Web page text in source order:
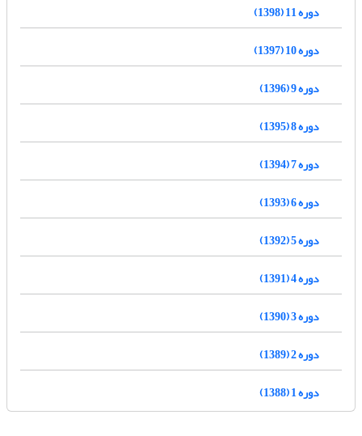
دوره 11 (1398)
دوره 10 (1397)
دوره 9 (1396)
دوره 8 (1395)
دوره 7 (1394)
دوره 6 (1393)
دوره 5 (1392)
دوره 4 (1391)
دوره 3 (1390)
دوره 2 (1389)
دوره 1 (1388)